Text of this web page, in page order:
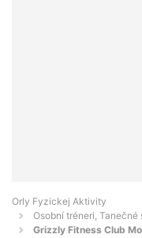
Orly Fyzickej Aktivity
Osobní tréneri,
Grizzly Fitness Club